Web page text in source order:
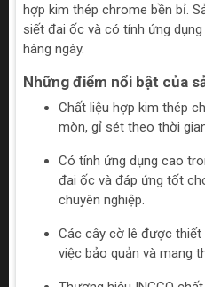
hợp kim thép chrome bền bỉ.
siết đai ốc và có tính ứng
hàng ngày.
Những điểm nổi bật của
Chất liệu hợp kim thép
mòn, gỉ sét theo thời
Có tính ứng dụng cao
đai ốc và đáp ứng tốt
chuyên nghiệp.
Các cây cờ lê được thiết
việc bảo quản và mang